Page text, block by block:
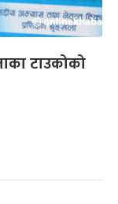
टाउकोको